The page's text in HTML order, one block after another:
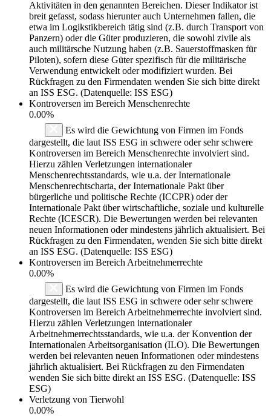
Aktivitäten in den genannten Bereichen. Dieser Indikator ist
breit gefasst, sodass hierunter auch Unternehmen fallen, die
etwa im Logikstikbereich tätig sind (z.B. durch Transport von
Panzern) oder die Güter produzieren, die sowohl zivile als
auch militärsche Nutzung haben (z.B. Sauerstoffmasken für
Piloten), sofern diese Güter spezifisch für die militärische
Verwendung entwickelt oder modifiziert wurden. Bei
Rückfragen zu den Firmendaten wenden Sie sich bitte direkt
an ISS ESG. (Datenquelle: ISS ESG)
Kontroversen im Bereich Menschenrechte
0.00%
Es wird die Gewichtung von Firmen im Fonds
dargestellt, die laut ISS ESG in schwere oder sehr schwere
Kontroversen im Bereich Menschenrechte involviert sind.
Hierzu zählen Verletzungen internationaler
Menschenrechtsstandards, wie u.a. der Internationale
Menschenrechtscharta, der Internationale Pakt über
bürgerliche und politische Rechte (ICCPR) oder der
Internationale Pakt über wirtschaftliche, soziale und kulturelle
Rechte (ICESCR). Die Bewertungen werden bei relevanten
neuen Informationen oder mindestens jährlich aktualisiert. Bei
Rückfragen zu den Firmendaten, wenden Sie sich bitte direkt
an ISS ESG. (Datenquelle: ISS ESG)
Kontroversen im Bereich Arbeitnehmerrechte
0.00%
Es wird die Gewichtung von Firmen im Fonds
dargestellt, die laut ISS ESG in schwere oder sehr schwere
Kontroversen im Bereich Arbeitnehmerrechte involviert sind.
Hierzu zählen Verletzungen internationaler
Arbeitnehmerrechtsstandards, wie u.a. der Konvention der
Internationalen Arbeitsorganisation (ILO). Die Bewertungen
werden bei relevanten neuen Informationen oder mindestens
jährlich aktualisiert. Bei Rückfragen zu den Firmendaten
wenden Sie sich bitte direkt an ISS ESG. (Datenquelle: ISS
ESG)
Verletzung von Tierwohl
0.00%